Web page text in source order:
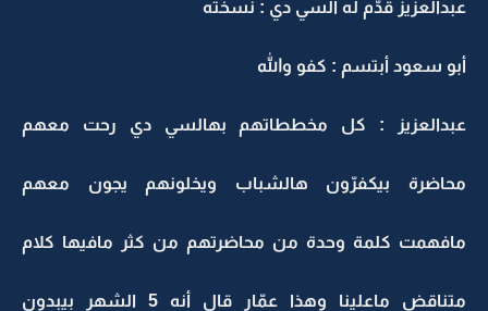
عبدالعزيز قدّم له السي دي : نسخته
أبو سعود أبتسم : كفو والله
عبدالعزيز : كل مخططاتهم بهالسي دي رحت معهم
محاضرة بيكفرّون هالشباب ويخلونهم يجون معهم
مافهمت كلمة وحدة من محاضرتهم من كثر مافيها كلام
متناقض ماعلينا وهذا عمّار قال أنه 5 الشهر بيبدون